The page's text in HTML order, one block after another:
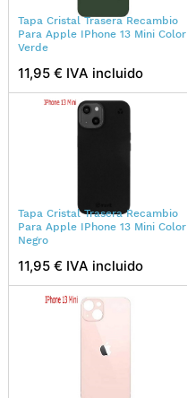
Tapa Cristal Trasera Recambio
Para Apple IPhone 13 Mini Color
Verde
11,95 € IVA incluido
Tapa Cristal Trasera Recambio
Para Apple IPhone 13 Mini Color
Negro
11,95 € IVA incluido